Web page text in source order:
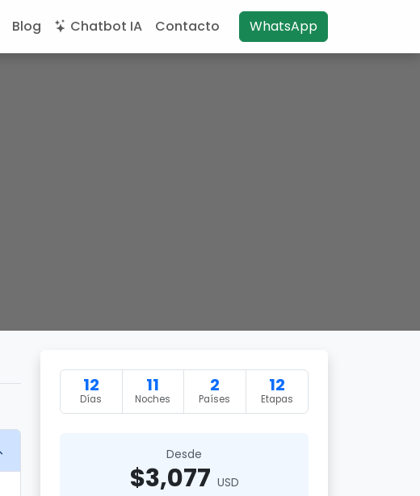
Blog Chatbot IA Contacto WhatsApp
12
Días
11
Noches
2
Países
12
Etapas
Desde
$3,077 USD